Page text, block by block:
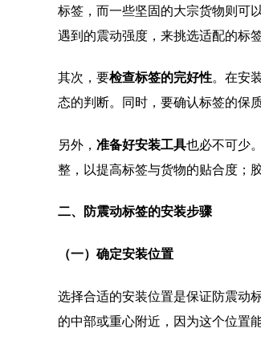
标签，而一些坚固的大宗货物则可
遇到的震动强度，来挑选适配的标签
其次，要检查标签的完好性。在安
态的判断。同时，要确认标签的保
另外， 准备好安装工具也必不可少
整，以提高标签与货物的贴合度；
二、防震动标签的安装步骤
（一）确定安装位置
选择合适的安装位置是保证防震动
的中部或重心附近，因为这个位置